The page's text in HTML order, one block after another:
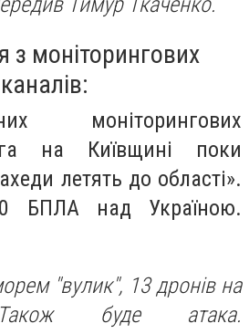
з моніторингових
каналів:
моніторингових
на Київщині поки
летять до області».
БПЛА над Україною.
"вулик", 13 дронів на
буде атака.